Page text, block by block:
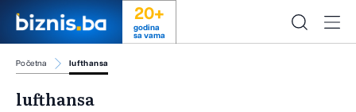
20+
godina
sa vama
Početna lufthansa
lufthansa